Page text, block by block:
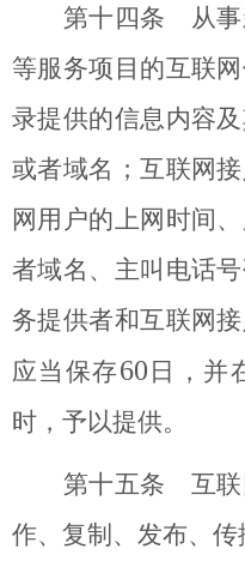
第十四条 从事
等服务项目的互联
录提供的信息内容
或者域名；互联网
网用户的上网时间
者域名、主叫电话
务提供者和互联网
应当保存60 日，并
时，予以提供。
第十五条 互联
作、复制、发布、传